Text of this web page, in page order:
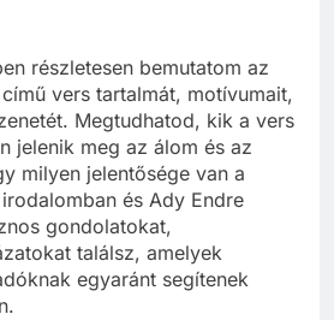
részletesen bemutatom az
vers tartalmát, motívumait,
Megtudhatod, kik a vers
jelenik meg az álom és az
milyen jelentősége van a
és Ady Endre
gondolatokat,
találsz, amelyek
egyaránt segítenek